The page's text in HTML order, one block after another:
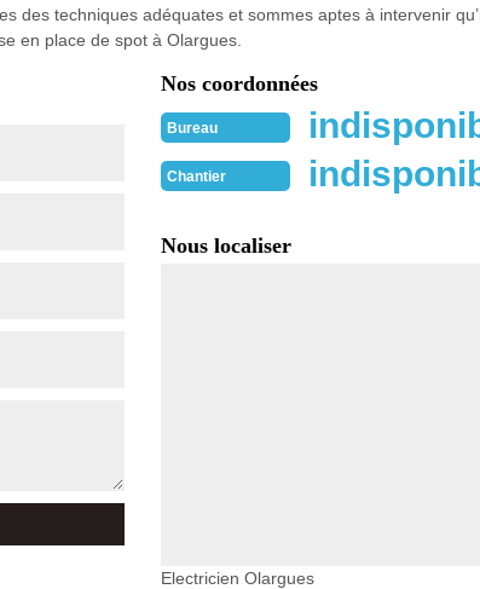
des techniques adéquates et sommes aptes à intervenir
en place de spot à Olargues.
Nos coordonnées
Bureau
Chantier
Nous localiser
Electricien Olargues